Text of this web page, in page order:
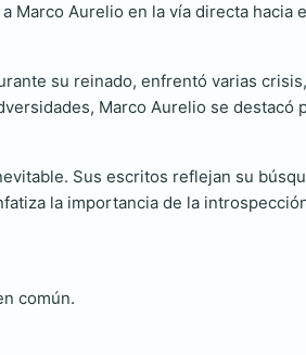
Marco Aurelio en la vía directa hacia
su reinado, enfrentó varias
Marco Aurelio se destacó
Sus escritos reflejan su
la importancia de la
común.